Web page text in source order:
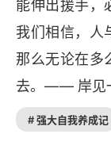
第四章 虚假
虚假关系的背
如何察觉自己
能伸出援手，
我们相信，人
那么无论在多
去。—— 岸见
# 强大自我养成记